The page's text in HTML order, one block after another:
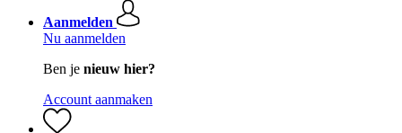
Aanmelden
Nu aanmelden
Ben je nieuw hier?
Account aanmaken